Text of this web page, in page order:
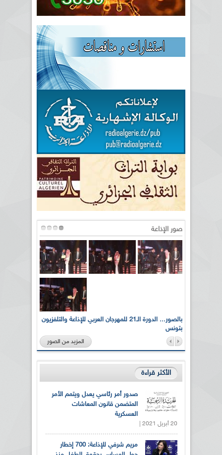
صور الإذاعة
بالصور... الدورة الـ21 للمهرجان العربي للإذاعة والتلفزيون
بتونس
المزيد من الصور
الأكثر قراءة
صدور أمر رئاسي يعدل ويتمم الأمر
المتضمن قانون المعاشات
العسكرية
20 أبريل 2021 |
مريم شرفي للإذاعة: 700 إخطار